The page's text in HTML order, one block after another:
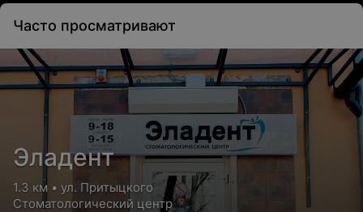
Часто просматривают
Эладент
1.3 км • ул. Притыцкого
Стоматологический центр